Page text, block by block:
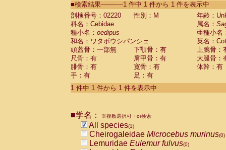
CebidaeSaguinus labiatus(0)
Cebidae Saguinus leucopus (0)
Cebidae
Cebidae
CebidaeSaguinus nigricollis (0)
Cebidae Saguinus oedipus
Cebidae Saguinus weddelli
Cebidae Saguinusspp.
Cebidae Aotus trivirgatus
Cebidae Cebus albifrons
CebidaeCebus nigrivittatus
CebidaeCebus
CebidaeSaimiri boliviensis(0)
CebidaeSaimiri sciureus(0)
■検索結果-----------1 件中 1 件から 1 件を表示中
剖検番号：02220
性別：M
年齢：
科名：Cebidae
属名：
種小名： oedipus
亜種小名
和名：ワタボウシパンシェ
英名：
頭蓋骨：一部無
下顎骨：有
上腕骨：
尺骨：有
肩甲骨：有
大腿骨：
腓骨：有
寛骨：有
体幹：有
手：有
足：有
1 件中 1 件から 1 件を表示中
■学名： ※複数選択可・or検索
All species(1)
Cheirogaleidae Microcebus murinus(0)
Lemuridae Eulemur fulvus(0)